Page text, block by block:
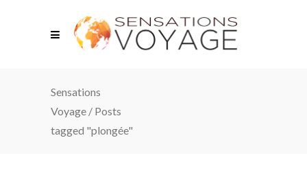
Sensations
Voyage / Posts
tagged "plongée"